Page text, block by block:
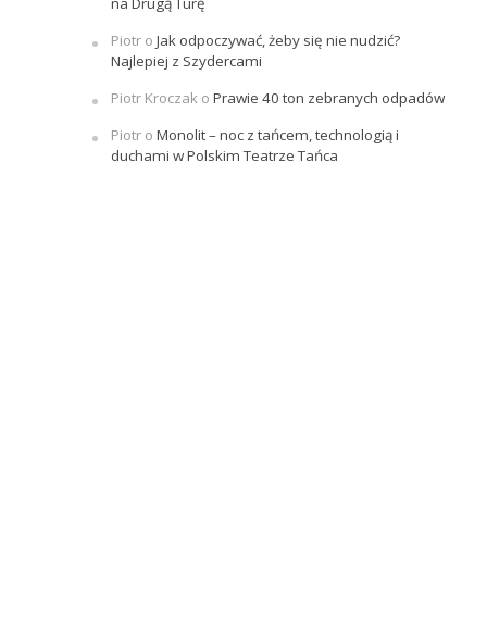
Piotro Jak odpoczywać, żeby się nie nudzić?
Najlepiej z Szydercami
Piotr Kroczako Prawie 40 ton zebranych odpadów
Piotro Monolit – noc z tańcem, technologią i
duchami w Polskim Teatrze Tańca